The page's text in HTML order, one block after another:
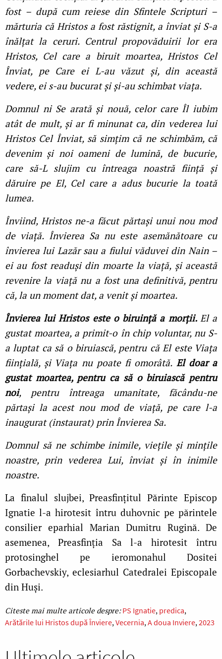
fost – după cum reiese din Sfintele Scripturi –
mărturia că Hristos a fost răstignit, a înviat și S-a
înălţat la ceruri. Centrul propovăduirii lor era
Hristos, Cel care a biruit moartea, Hristos Cel
Înviat, pe Care ei L-au văzut și, din această
vedere, ei s-au bucurat și și-au schimbat viaţa.
Domnul ni Se arată și nouă, celor care Îl iubim
atât de mult, și ar fi minunat ca, din vederea lui
Hristos Cel Înviat, să simţim că ne schimbăm, că
devenim și noi oameni de lumină, de bucurie,
care să-L slujim cu întreaga noastră fiinţă și
dăruire pe El, Cel care a adus bucurie la toată
lumea.
Înviind, Hristos ne-a făcut părtași unui nou mod
de viaţă. Învierea Sa nu este asemănătoare cu
învierea lui Lazăr sau a fiului văduvei din Nain –
ei au fost readuși din moarte la viaţă, și această
revenire la viaţă nu a fost una definitivă, pentru
că, la un moment dat, a venit și moartea.
Învierea lui Hristos este o biruinţă a morţii. El a
gustat moartea, a primit-o în chip voluntar, nu S-
a luptat ca să o biruiască, pentru că El este Viaţa
fiinţială, și Viaţa nu poate fi omorâtă. El doar a
gustat moartea, pentru ca să o biruiască pentru
noi, pentru întreaga umanitate, făcându-ne
părtași la acest nou mod de viaţă, pe care l-a
inaugurat (instaurat) prin Învierea Sa.
Domnul să ne schimbe inimile, vieţile și minţile
noastre, prin vederea Lui, înviat și în inimile
noastre.
La finalul slujbei, Preasfințitul Părinte Episcop
Ignatie l-a hirotesit întru duhovnic pe părintele
consilier eparhial Marian Dumitru Rugină. De
asemenea, Preasfinția Sa l-a hirotesit întru
protosinghel pe ieromonahul Dositei
Gorbachevskiy, eclesiarhul Catedralei Episcopale
din Huși.
PS Ignatie predica
Arătările lui Hristos după Înviere Vecernia A doua Inviere 2023